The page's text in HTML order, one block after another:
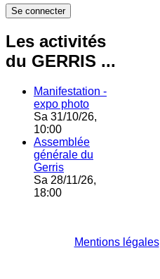
Les activités
du GERRIS ...
Manifestation -
expo photo
Sa 31/10/26,
10:00
Assemblée
générale du
Gerris
Sa 28/11/26,
18:00
Mentions légales